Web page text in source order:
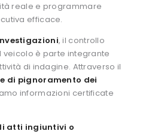
reale e programmare
efficace.
, il controllo
veicolo è parte integrante
di indagine. Attraverso il
di pignoramento dei
informazioni certificate
atti ingiuntivi o